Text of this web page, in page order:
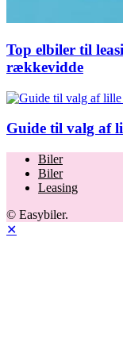
Top elbiler til
rækkevidde
Guide til valg af
Biler
Biler
Leasing
© Easybiler.
✕